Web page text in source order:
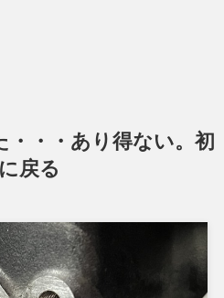
・・あり得ない。初
戻る